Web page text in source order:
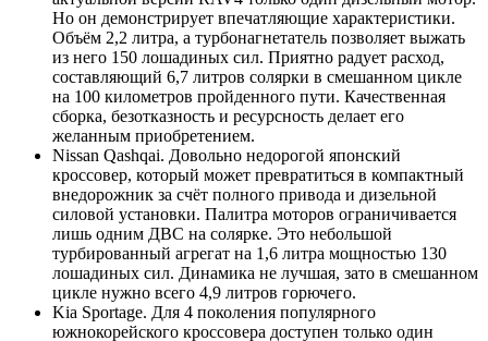
Но он демонстрирует впечатляющие характеристики.
Объём 2,2 литра, а турбонагнетатель позволяет выжать
из него 150 лошадиных сил. Приятно радует расход,
составляющий 6,7 литров солярки в смешанном цикле
на 100 километров пройденного пути. Качественная
сборка, безотказность и ресурсность делает его
желанным приобретением.
Nissan Qashqai. Довольно недорогой японский
кроссовер, который может превратиться в компактный
внедорожник за счёт полного привода и дизельной
силовой установки. Палитра моторов ограничивается
лишь одним ДВС на солярке. Это небольшой
турбированный агрегат на 1,6 литра мощностью 130
лошадиных сил. Динамика не лучшая, зато в смешанном
цикле нужно всего 4,9 литров горючего.
Kia Sportage. Для 4 поколения популярного
южнокорейского кроссовера доступен только один